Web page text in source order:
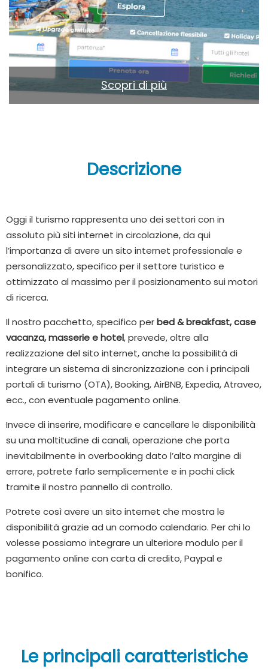
Scopri di più
Descrizione
Oggi il turismo rappresenta uno dei settori con in
assoluto più siti internet in circolazione, da qui
l’importanza di avere un sito internet professionale e
personalizzato, specifico per il settore turistico e
ottimizzato al massimo per il posizionamento sui motori
di ricerca.
Il nostro pacchetto, specifico perbed & breakfast, case
vacanza, masserie e hotel, prevede, oltre alla
realizzazione del sito internet, anche la possibilità di
integrare un sistema di sincronizzazione con i principali
portali di turismo (OTA), Booking, AirBNB, Expedia, Atraveo,
ecc., con eventuale pagamento online.
Invece di inserire, modificare e cancellare le disponibilità
su una moltitudine di canali, operazione che porta
inevitabilmente in overbooking dato l’alto margine di
errore, potrete farlo semplicemente e in pochi click
tramite il nostro pannello di controllo.
Potrete così avere un sito internet che mostra le
disponibilità grazie ad un comodo calendario. Per chi lo
volesse possiamo integrare un ulteriore modulo per il
pagamento online con carta di credito, Paypal e
bonifico.
Le principali caratteristiche